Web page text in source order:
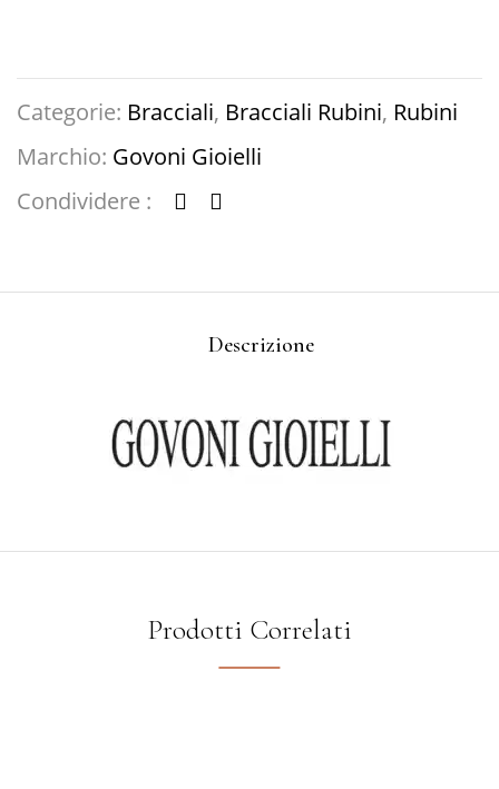
Categorie: Bracciali, Bracciali Rubini, Rubini
Marchio: Govoni Gioielli
Condividere :
Descrizione
Prodotti Correlati